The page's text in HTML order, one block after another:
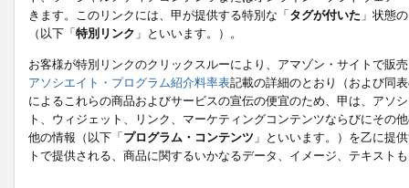
きます。このリンクには、甲が提供する特別な「タグが付いた 」状態
（以下「特別リンク 」といいます。）。
お客様が特別リンクのクリックスルーにより、アマゾン・サイトで販
アソシエイト・プログラム紹介料率表記載の詳細のとおり（および同
によるこれらの商品およびサービスの宣伝の便宜のため、甲は、アソ
ト、ウィジェット、リンク、マーケティングコンテンツならびにその
他の情報（以下「プログラム・コンテンツ 」といいます。）を乙に提
トで提供される、商品に関するいかなるデータ、イメージ、テキス